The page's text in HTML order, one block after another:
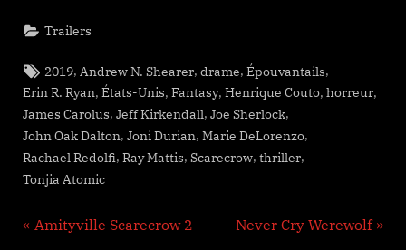
Trailers
Tags:
2019, Andrew N. Shearer,drame,Épouvantails,
Erin R. Ryan, États-Unis, Fantasy, Henrique Couto, horreur,
James Carolus, Jeff Kirkendall, Joe Sherlock,
John Oak Dalton, Joni Durian, Marie DeLorenzo,
Rachael Redolfi, Ray Mattis, Scarecrow, thriller,
Tonjia Atomic
Navigation
P
Amityville Scarecrow 2
N
Never Cry Werewolf